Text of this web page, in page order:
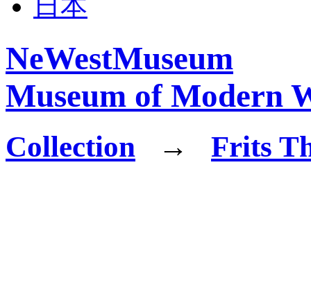
NeWestMuseum
Museum of Modern
Collection → Frits